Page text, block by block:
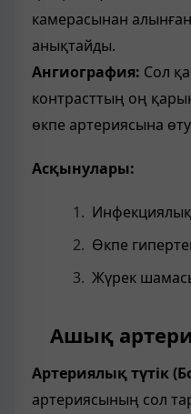
камерасынан
анықтайды.
Ангиография: Сол
контрасттың оң
өкпе артериясына
Асқынулары:
Өкпе
Жүрек
Ашық
Артериялық түтік
артериясының сол